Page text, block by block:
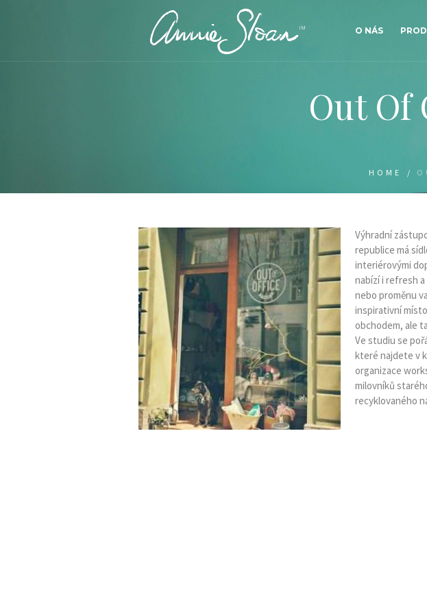
O NÁS
Out Of
HOME /
Výhradní
republice má
interiérovými
nabízí i refresh
nebo proměnu
inspirativní
obchodem, ale
Ve studiu se
které najdete v
organizace
milovníků
recyklovaného